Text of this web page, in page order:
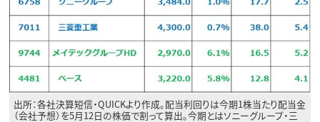
出所：各社決算短信・QUICKより作成。配当利回りは今期1株当たり配当金
（会社予想）を5月12日の株価で割って算出。今期とはソニーグループ・三